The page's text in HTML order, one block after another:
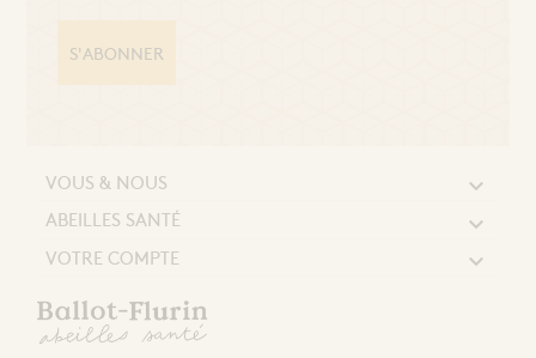
S'ABONNER
VOUS & NOUS 
ABEILLES SANTÉ 
VOTRE COMPTE 